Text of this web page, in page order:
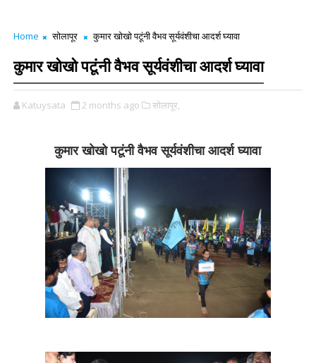
Home सोलापूर कुमार खोखो पटूंनी वैभव सूर्यवंशीचा आदर्श घ्यावा
कुमार खोखो पटूंनी वैभव सूर्यवंशीचा आदर्श घ्यावा
Katuysata 2 months ago सोलापूर,
कुमार खोखो पटूंनी वैभव सूर्यवंशीचा आदर्श घ्यावा